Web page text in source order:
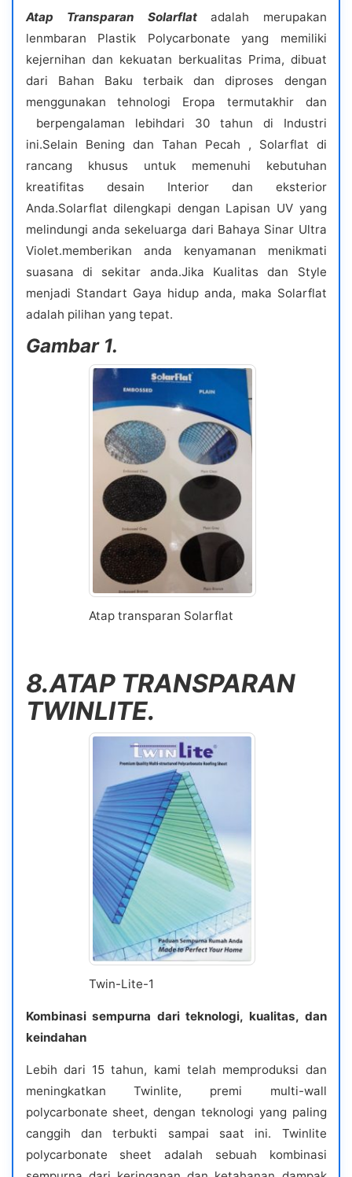
Atap Transparan Solarflatadalah merupakan
lenmbaran Plastik Polycarbonate yang memiliki
kejernihan dan kekuatan berkualitas Prima, dibuat
dari Bahan Baku terbaik dan diproses dengan
menggunakan tehnologi Eropa termutakhir dan
berpengalaman lebihdari 30 tahun di Industri
ini.Selain Bening dan Tahan Pecah , Solarflat di
rancang khusus untuk memenuhi kebutuhan
kreatifitas desain Interior dan eksterior
Anda.Solarflat dilengkapi dengan Lapisan UV yang
melindungi anda sekeluarga dari Bahaya Sinar Ultra
Violet.memberikan anda kenyamanan menikmati
suasana di sekitar anda.Jika Kualitas dan Style
menjadi Standart Gaya hidup anda, maka Solarflat
adalah pilihan yang tepat.
Gambar 1.
Atap transparan Solarflat
8.ATAP TRANSPARAN
TWINLITE.
Twin-Lite-1
Kombinasi sempurna dari teknologi, kualitas, dan
keindahan
Lebih dari 15 tahun, kami telah memproduksi dan
meningkatkan Twinlite, premi multi-wall
polycarbonate sheet, dengan teknologi yang paling
canggih dan terbukti sampai saat ini. Twinlite
polycarbonate sheet adalah sebuah kombinasi